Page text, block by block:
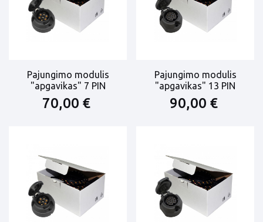
Pajungimo modulis
"apgavikas" 7 PIN
70,00 €
Pajungimo modulis
"apgavikas" 13 PIN
90,00 €